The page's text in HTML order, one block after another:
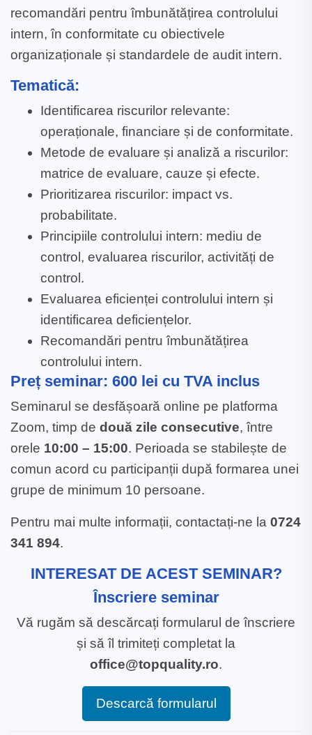
recomandări pentru îmbunătățirea controlului
intern, în conformitate cu obiectivele
organizaționale și standardele de audit intern.
Tematică:
Identificarea riscurilor relevante:
operaționale, financiare și de conformitate.
Metode de evaluare și analiză a riscurilor:
matrice de evaluare, cauze și efecte.
Prioritizarea riscurilor: impact vs.
probabilitate.
Principiile controlului intern: mediu de
control, evaluarea riscurilor, activități de
control.
Evaluarea eficienței controlului intern și
identificarea deficiențelor.
Recomandări pentru îmbunătățirea
controlului intern.
Preț seminar: 600 lei cu TVA inclus
Seminarul se desfășoară online pe platforma
Zoom, timp de două zile consecutive, între
orele 10:00 – 15:00. Perioada se stabilește de
comun acord cu participanții după formarea unei
grupe de minimum 10 persoane.
Pentru mai multe informații, contactați-ne la 0724
341 894.
INTERESAT DE ACEST SEMINAR?
Înscriere seminar
Vă rugăm să descărcați formularul de înscriere
și să îl trimiteți completat la
office@topquality.ro.
Descarcă formularul